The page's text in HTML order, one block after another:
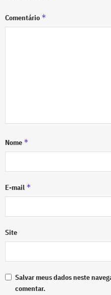
Comentário *
Nome *
E-mail *
Site
Salvar meus dados neste
comentar.